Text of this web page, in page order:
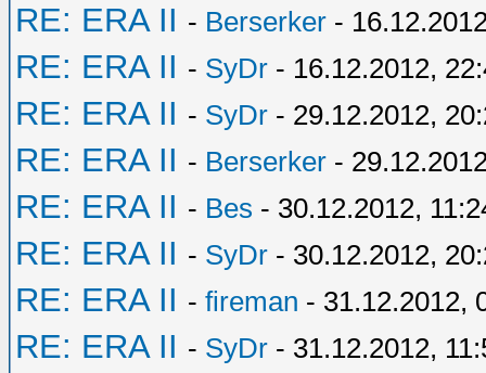
RE: ERA II - Berserker -
RE: ERA II - SyDr - 16.12.2012,
RE: ERA II - SyDr - 29.12.2012,
RE: ERA II - Berserker -
RE: ERA II - Bes - 30.12.2012,
RE: ERA II - SyDr - 30.12.2012,
RE: ERA II - fireman - 31.12.2012,
RE: ERA II - SyDr - 31.12.2012,